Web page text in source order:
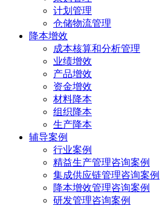
计划管理
仓储物流管理
降本增效
成本核算和分析管理
业绩增效
产品增效
资金增效
材料降本
组织降本
生产降本
辅导案例
行业案例
精益生产管理咨询案例
集成供应链管理咨询案例
降本增效管理咨询案例
研发管理咨询案例